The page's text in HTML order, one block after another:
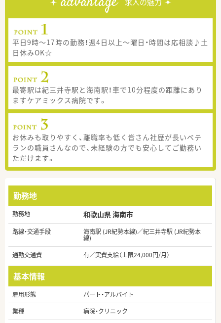
平日9時～17時の勤務！週4日以上～曜日・時間は応相談♪土
日休みOK☆
最寄駅は紀三井寺駅と海南駅！車で10分程度の距離にあり
ますケアミックス病院です。
お休みも取りやすく、離職率も低く皆さん社歴が長いベテ
ランの職員さんなので、未経験の方でも安心してご勤務い
ただけます。
勤務地
勤務地 和歌山県 海南市
路線・交通手段 海南駅 (JR紀勢本線)／紀三井寺駅 (JR紀勢本
線)
通勤交通費
有／実費支給（上限24,000円/月）
基本情報
雇用形態
パート・アルバイト
業種
病院・クリニック